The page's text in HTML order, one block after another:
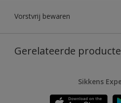
Vorstvrij bewaren
Gerelateerde
Sikkens